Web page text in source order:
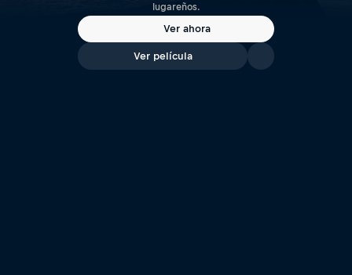
lugareños.
Ver ahora
Ver película